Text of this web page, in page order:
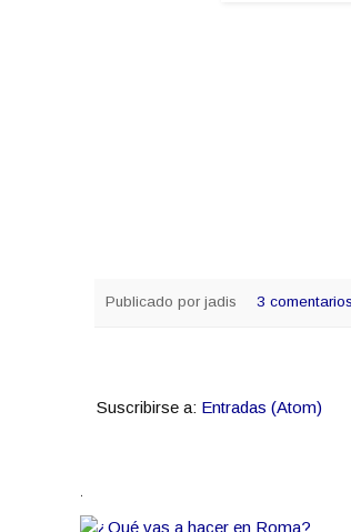
Publicado por jadis 3 comentarios
Suscribirse a: Entradas (Atom)
.